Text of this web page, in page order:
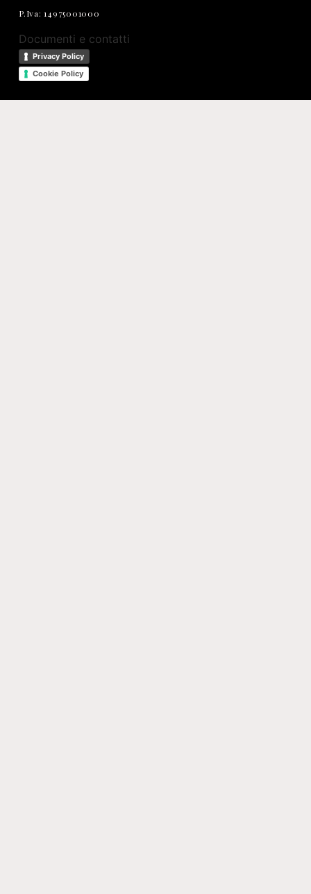
P.Iva: 14975001000
Documenti e contatti
Privacy Policy
Cookie Policy